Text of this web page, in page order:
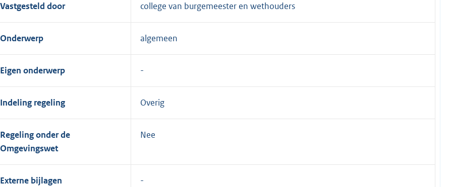
Vastgesteld door college van burgemeester en wethouders
Onderwerp algemeen
Eigen onderwerp
Indeling regeling Overig
Regeling onder de
Omgevingswet
Nee
Externe bijlagen